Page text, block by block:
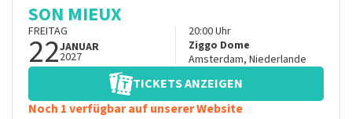
SON MIEUX
FREITAG
22JANUAR
2027
20:00Uhr
Ziggo Dome
Amsterdam, Niederlande
TICKETS ANZEIGEN
Noch 1 verfügbar auf unserer Website